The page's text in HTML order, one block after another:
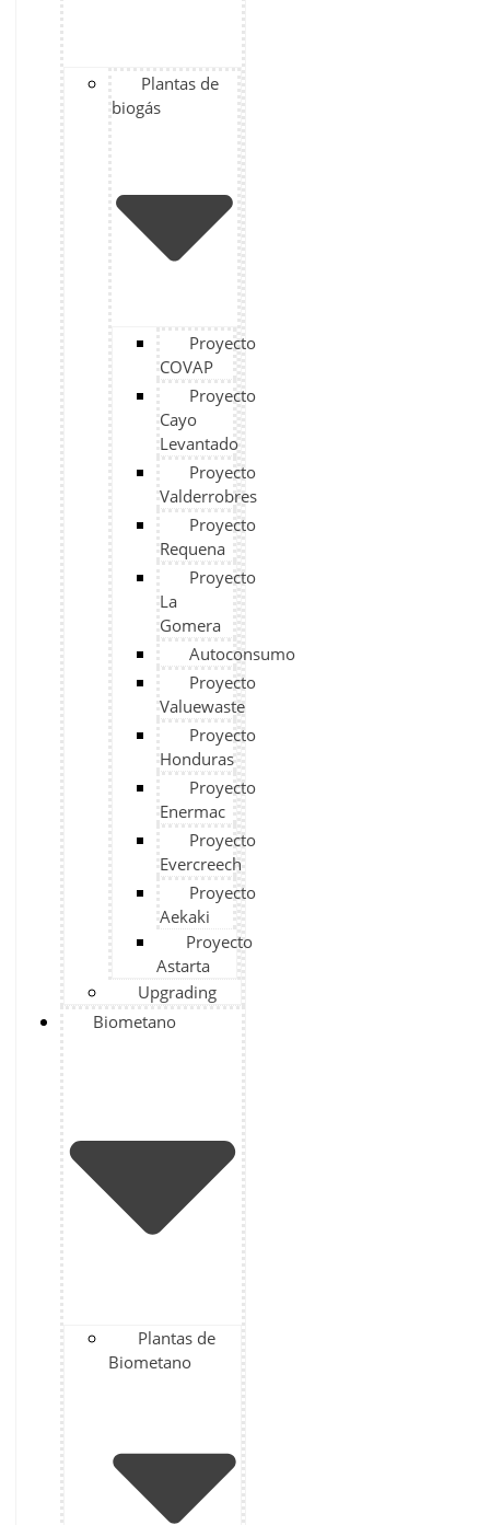
Plantas de
biogás
Proyecto
COVAP
Proyecto
Cayo
Levantado
Proyecto
Valderrobres
Proyecto
Requena
Proyecto
La
Gomera
Autoconsumo
Proyecto
Valuewaste
Proyecto
Honduras
Proyecto
Enermac
Proyecto
Evercreech
Proyecto
Aekaki
Proyecto
Astarta
Upgrading
Biometano
Plantas de
Biometano